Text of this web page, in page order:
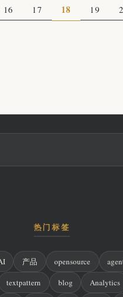
16 17 18 19
热门标签
产品 opensource
textpattern blog Analytics